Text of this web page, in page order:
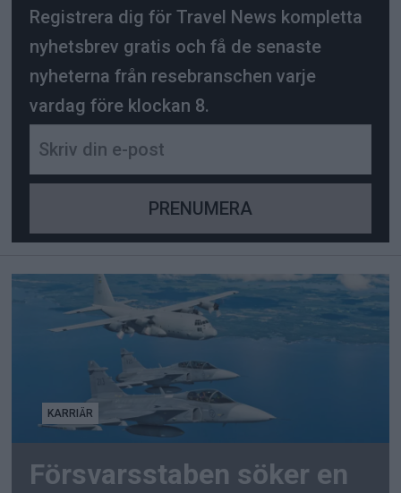
Registrera dig för Travel News kompletta
nyhetsbrev gratis och få de senaste
nyheterna från resebranschen varje
vardag före klockan 8.
KARRIÄR
Försvarsstaben söker en